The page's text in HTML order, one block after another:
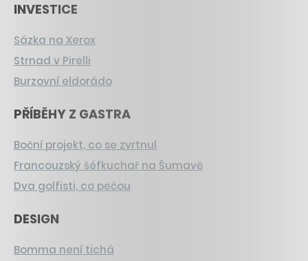
INVESTICE
Sázka na Xerox
Strnad v Pirelli
Burzovní eldorádo
PŘÍBĚHY Z GASTRA
Boční projekt, co se zvrtnul
Francouzský šéfkuchař na Šumavě
Dva golfisti, co pečou
DESIGN
Bomma není tichá